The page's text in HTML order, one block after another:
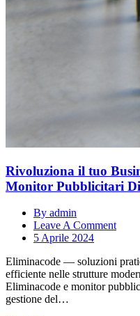
Rivoluziona il tuo
Monitor Pubblicitari
By admin
Leave A Comment
5 Aprile 2024
Eliminacode — soluzioni
efficiente nelle strutture
Eliminacode e monitor
gestione del…